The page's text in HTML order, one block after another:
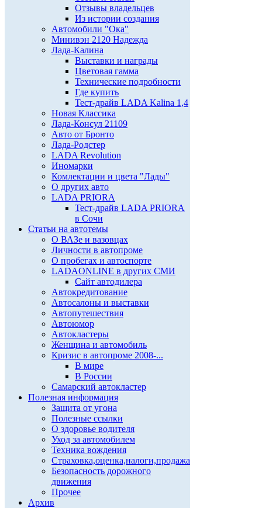
Отзывы владельцев
Из истории создания
Автомобили "Ока"
Минивэн 2120 Надежда
Лада-Калина
Выставки и награды
Цветовая гамма
Технические подробности
Где купить
Тест-драйв LADA Kalina 1,4
Новая Классика
Лада-Консул 21109
Авто от Бронто
Лада-Родстер
LADA Revolution
Иномарки
Комлектации и цвета "Лады"
О других авто
LADA PRIORA
Тест-драйв LADA PRIORA
в Сочи
Статьи на автотемы
О ВАЗе и вазовцах
Личности в автопроме
О пробегах и автоспорте
LADAONLINE в других СМИ
Сайт автодилера
Автокредитование
Автосалоны и выставки
Автопутешествия
Автоюмор
Автокластеры
Женщина и автомобиль
Кризис в автопроме 2008-...
В мире
В России
Самарский автокластер
Полезная информация
Защита от угона
Полезные ссылки
О здоровье водителя
Уход за автомобилем
Техника вождения
Страховка,оценка,налоги,продажа
Безопасность дорожного
движения
Прочее
Архив